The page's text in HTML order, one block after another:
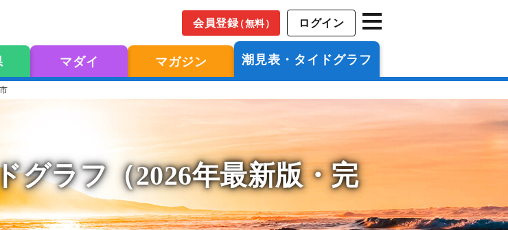
会員登録（無料） ログイン
マダイ マガジン 潮見表・タイドグラフ
グラフ（2026年最新版・完